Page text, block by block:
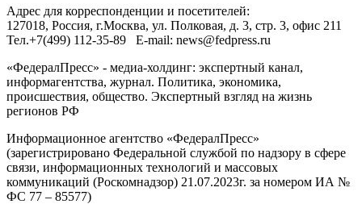
Адрес для корреспонденции и посетителей:
127018, Россия, г.Москва, ул. Полковая, д. 3, стр. 3, офис 211
Тел.+7(499) 112-35-89 E-mail: news@fedpress.ru
«ФедералПресс» - медиа-холдинг: экспертный канал,
информагентства, журнал. Политика, экономика,
происшествия, общество. Экспертный взгляд на жизнь
регионов РФ
Информационное агентство «ФедералПресс»
(зарегистрировано Федеральной службой по надзору в сфере
связи, информационных технологий и массовых
коммуникаций (Роскомнадзор) 21.07.2023г. за номером ИА №
ФС 77 – 85577)